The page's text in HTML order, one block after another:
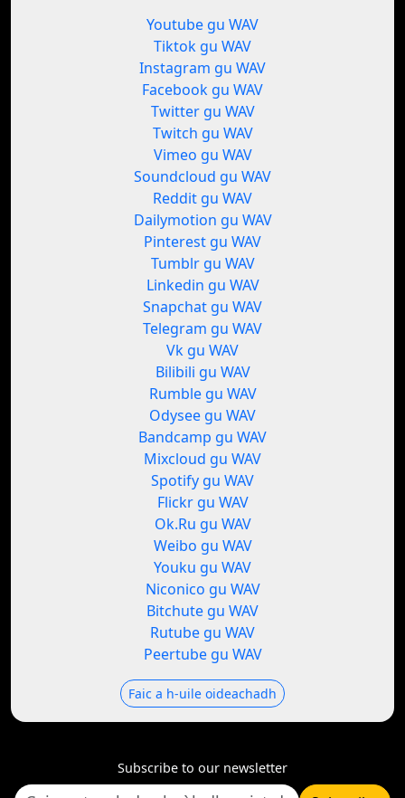
Youtube gu WAV
Tiktok gu WAV
Instagram gu WAV
Facebook gu WAV
Twitter gu WAV
Twitch gu WAV
Vimeo gu WAV
Soundcloud gu WAV
Reddit gu WAV
Dailymotion gu WAV
Pinterest gu WAV
Tumblr gu WAV
Linkedin gu WAV
Snapchat gu WAV
Telegram gu WAV
Vk gu WAV
Bilibili gu WAV
Rumble gu WAV
Odysee gu WAV
Bandcamp gu WAV
Mixcloud gu WAV
Spotify gu WAV
Flickr gu WAV
Ok.Ru gu WAV
Weibo gu WAV
Youku gu WAV
Niconico gu WAV
Bitchute gu WAV
Rutube gu WAV
Peertube gu WAV
Faic a h-uile oideachadh
Subscribe to our newsletter